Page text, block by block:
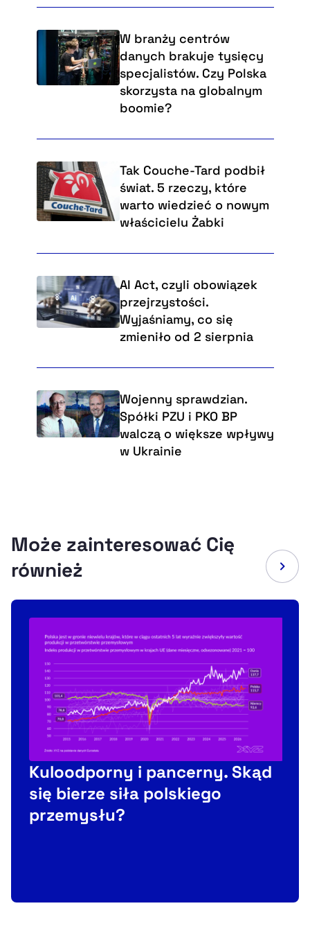
W branży centrów
danych brakuje tysięcy
specjalistów. Czy Polska
skorzysta na globalnym
boomie?
Tak Couche-Tard podbił
świat. 5 rzeczy, które
warto wiedzieć o nowym
właścicielu Żabki
AI Act, czyli obowiązek
przejrzystości.
Wyjaśniamy, co się
zmieniło od 2 sierpnia
Wojenny sprawdzian.
Spółki PZU i PKO BP
walczą o większe wpływy
w Ukrainie
Może zainteresować Cię
również
Kuloodporny i pancerny. Skąd
się bierze siła polskiego
przemysłu?